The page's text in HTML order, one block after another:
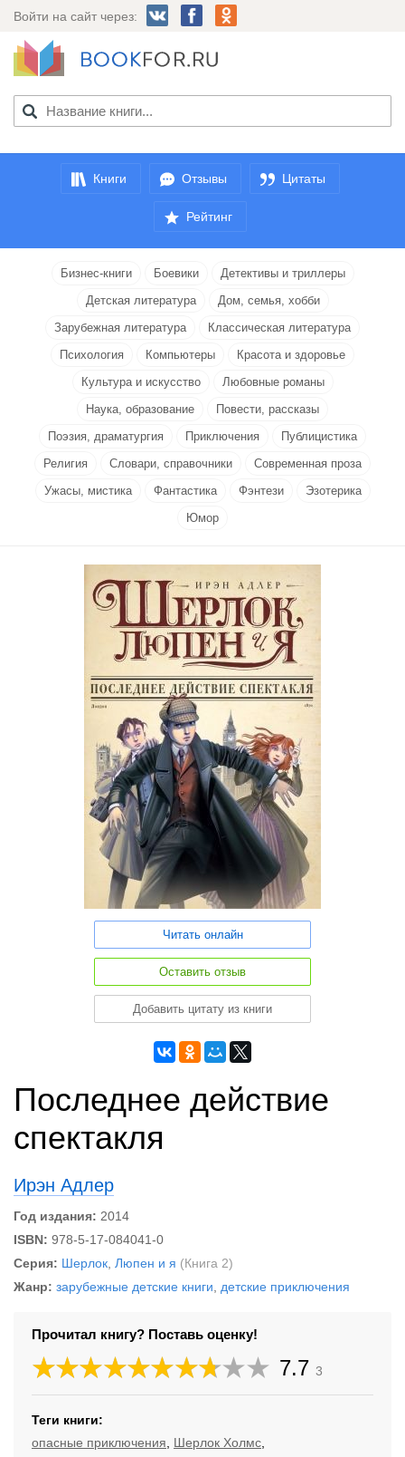
Войти на сайт через:
Книги Отзывы Цитаты
Рейтинг
Бизнес-книги Боевики
Детективы и триллеры
Детская литература
Дом, семья, хобби
Зарубежная литература
Классическая литература
Психология
Компьютеры
Красота и здоровье
Культура и искусство
Любовные романы
Наука, образование
Повести, рассказы
Поэзия, драматургия
Приключения
Публицистика
Религия
Словари, справочники
Современная проза
Ужасы, мистика
Фантастика Фэнтези
Эзотерика
Юмор
Читать онлайн
Оставить отзыв
Добавить цитату из книги
Последнее действие
спектакля
Ирэн Адлер
Год издания: 2014
ISBN: 978-5-17-084041-0
Серия: Шерлок Люпен и я (Книга 2)
Жанр: зарубежные детские книги детские приключения
Прочитал книгу? Поставь оценку!
7.7 3
Теги книги:
опасные приключения
Шерлок Холмс